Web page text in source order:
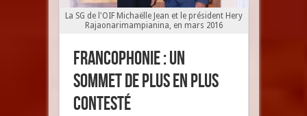
La SG de l'OIF Michaëlle Jean et le président Hery
Rajaonarimampianina, en mars 2016
Francophonie : un
Sommet de plus en plus
contesté